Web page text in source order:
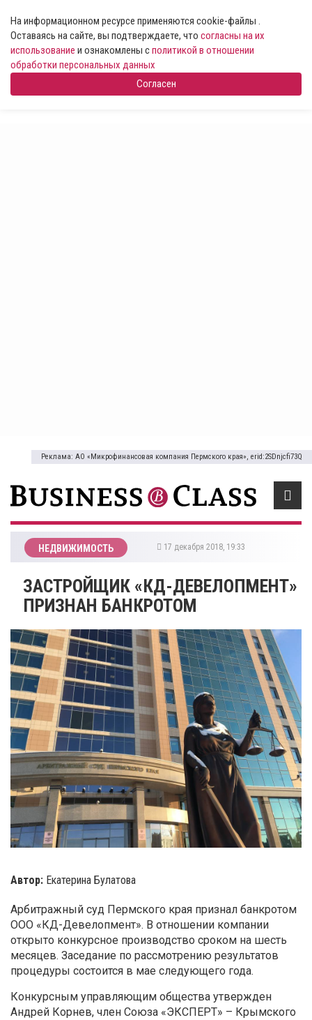
На информационном ресурсе применяются cookie-файлы .
Оставаясь на сайте, вы подтверждаете, что согласны на их
использование и ознакомлены сполитикой в отношении
обработки персональных данных
Согласен
Реклама: АО «Микрофинансовая компания Пермского края», erid:2SDnjcfi73Q
НЕДВИЖИМОСТЬ 17 декабря 2018, 19:33
ЗАСТРОЙЩИК «КД-ДЕВЕЛОПМЕНТ»
ПРИЗНАН БАНКРОТОМ
Автор: Екатерина Булатова
Арбитражный суд Пермского края признал банкротом
ООО «КД-Девелопмент». В отношении компании
открыто конкурсное производство сроком на шесть
месяцев. Заседание по рассмотрению результатов
процедуры состоится в мае следующего года.
Конкурсным управляющим общества утвержден
Андрей Корнев, член Союза «ЭКСПЕРТ» – Крымского